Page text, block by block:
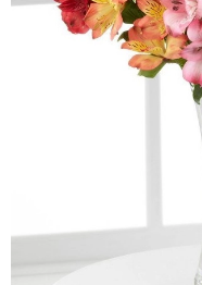
кнопку "Выбрать".